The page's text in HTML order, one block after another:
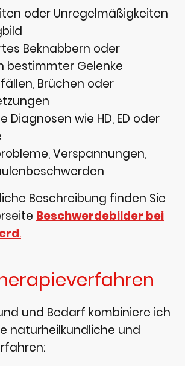
oder Unregelmäßigkeiten
Beknabbern oder
bestimmter Gelenke
Brüchen oder
Diagnosen wie HD, ED oder
Verspannungen,
Beschreibung finden Sie
Beschwerdebilder bei
.
und Bedarf kombiniere ich
naturheilkundliche und